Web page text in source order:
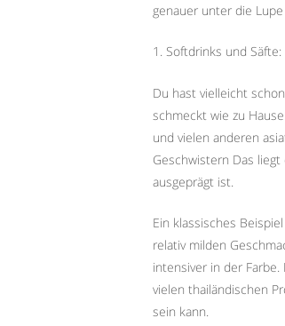
genauer unter die
1. Softdrinks und
Du hast vielleicht
schmeckt wie zu
und vielen anderen
Geschwistern Das
ausgeprägt ist.
Ein klassisches
relativ milden
intensiver in der
vielen thailändischen
sein kann.